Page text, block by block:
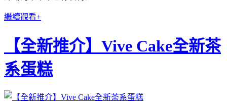
繼續觀看+
【全新推介】Vive Cake全新茶
系蛋糕